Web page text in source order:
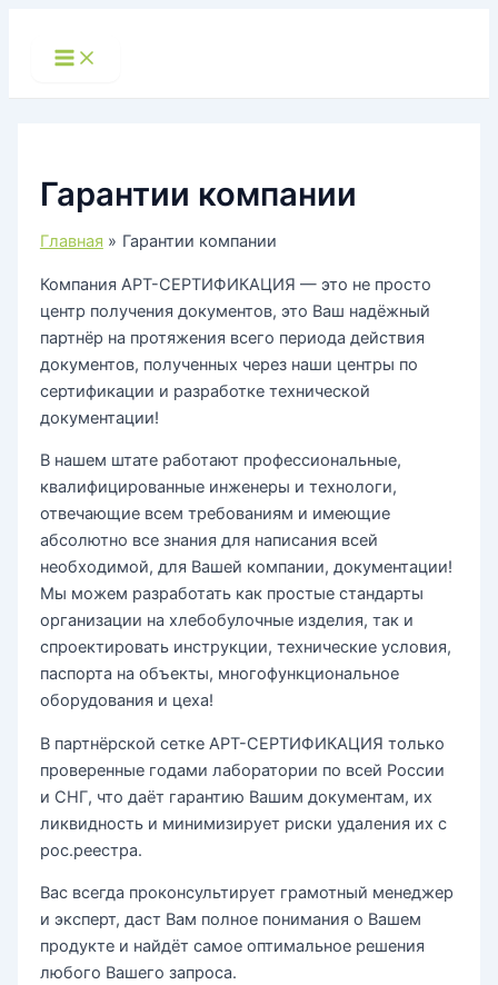
Main
Menu
Гарантии компании
Главная Гарантии компании
Компания АРТ-СЕРТИФИКАЦИЯ — это не просто
центр получения документов, это Ваш надёжный
партнёр на протяжения всего периода действия
документов, полученных через наши центры по
сертификации и разработке технической
документации!
В нашем штате работают профессиональные,
квалифицированные инженеры и технологи,
отвечающие всем требованиям и имеющие
абсолютно все знания для написания всей
необходимой, для Вашей компании, документации!
Мы можем разработать как простые стандарты
организации на хлебобулочные изделия, так и
спроектировать инструкции, технические условия,
паспорта на объекты, многофункциональное
оборудования и цеха!
В партнёрской сетке АРТ-СЕРТИФИКАЦИЯ только
проверенные годами лаборатории по всей России
и СНГ, что даёт гарантию Вашим документам, их
ликвидность и минимизирует риски удаления их с
рос.реестра.
Вас всегда проконсультирует грамотный менеджер
и эксперт, даст Вам полное понимания о Вашем
продукте и найдёт самое оптимальное решения
любого Вашего запроса.